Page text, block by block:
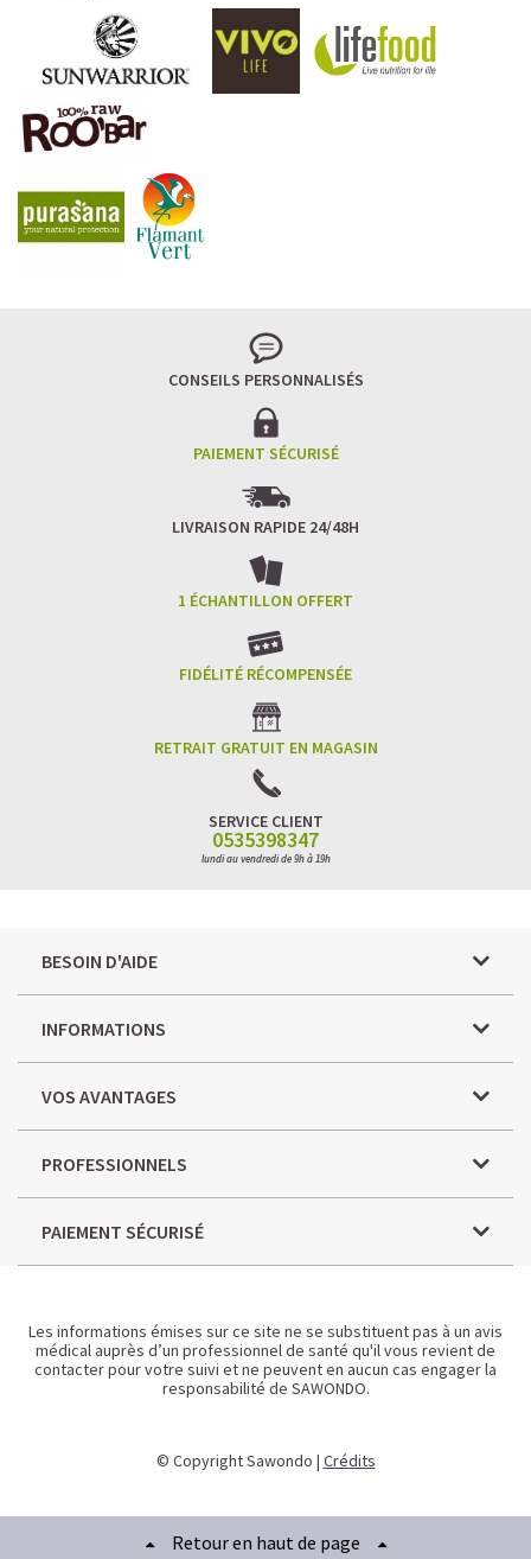
CONSEILS PERSONNALISÉS
PAIEMENT SÉCURISÉ
LIVRAISON RAPIDE 24/48H
1 ÉCHANTILLON OFFERT
FIDÉLITÉ RÉCOMPENSÉE
RETRAIT GRATUIT EN MAGASIN
SERVICE CLIENT
0535398347
lundi au vendredi de 9h à 19h
BESOIN D'AIDE
INFORMATIONS
VOS AVANTAGES
PROFESSIONNELS
PAIEMENT SÉCURISÉ
Les informations émises sur ce site ne se substituent pas à un avis
médical auprès d’un professionnel de santé qu'il vous revient de
contacter pour votre suivi et ne peuvent en aucun cas engager la
responsabilité de SAWONDO.
© Copyright Sawondo | Crédits
Retour en haut de page